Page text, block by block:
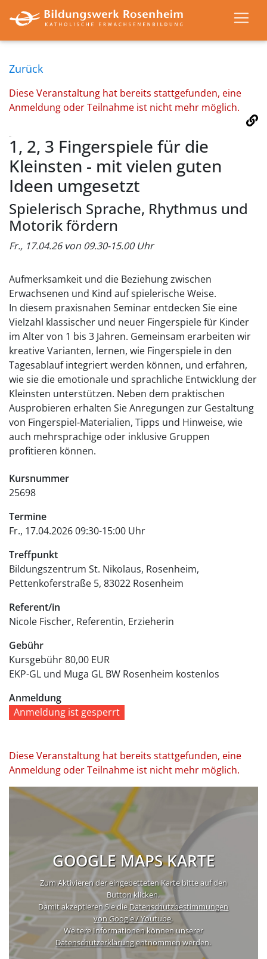
Zurück
Diese Veranstaltung hat bereits stattgefunden, eine
Anmeldung oder Teilnahme ist nicht mehr möglich.
1, 2, 3 Fingerspiele für die
Kleinsten - mit vielen guten
Ideen umgesetzt
Spielerisch Sprache, Rhythmus und
Motorik fördern
Fr., 17.04.26 von 09.30-15.00 Uhr
Aufmerksamkeit und die Beziehung zwischen
Erwachsenen und Kind auf spielerische Weise.
In diesem praxisnahen Seminar entdecken Sie eine
Vielzahl klassischer und neuer Fingerspiele für Kinder
im Alter von 1 bis 3 Jahren. Gemeinsam erarbeiten wir
kreative Varianten, lernen, wie Fingerspiele in den
Tagesablauf integriert werden können, und erfahren,
wie sie die emotionale und sprachliche Entwicklung der
Kleinsten unterstützen. Neben dem praktischen
Ausprobieren erhalten Sie Anregungen zur Gestaltung
von Fingerspiel-Materialien, Tipps und Hinweise, wie
auch mehrsprachige oder inklusive Gruppen
profitieren können.
Kursnummer
25698
Termine
Fr., 17.04.2026 09:30-15:00 Uhr
Treffpunkt
Bildungszentrum St. Nikolaus, Rosenheim
Pettenkoferstraße 5 83022 Rosenheim
Referent/in
Nicole Fischer, Referentin, Erzieherin
Gebühr
Kursgebühr80,00 EUR
EKP-GL und Muga GL BW Rosenheim kostenlos
Anmeldung
Anmeldung ist gesperrt
Diese Veranstaltung hat bereits stattgefunden, eine
Anmeldung oder Teilnahme ist nicht mehr möglich.
GOOGLE MAPS KARTE
Zum Aktivieren der eingebetteten Karte bitte auf den
Button klicken.
Damit akzeptieren Sie dieDatenschutzbestimmungen
von Google / Youtube.
Weitere Informationen können unserer
Datenschutzerklärungentnommen werden.